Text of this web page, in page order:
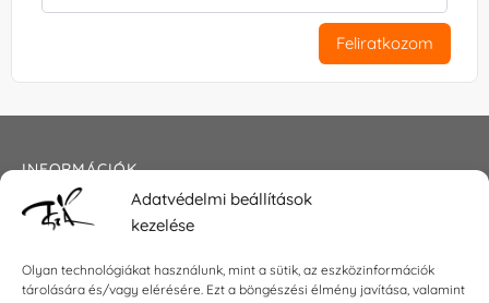
Adatvédelmi beállítások
kezelése
Olyan technológiákat használunk, mint a sütik, az eszközinformációk
tárolására és/vagy elérésére. Ezt a böngészési élmény javítása, valamint
Feliratkozom
INFORMÁCIÓK
Általános szerződési feltételek
Impresszum